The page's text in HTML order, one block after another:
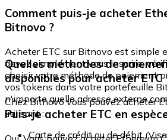
Comment puis-je acheter
Bitnovo ?
Acheter ETC sur Bitnovo est simple
devez simplement vous inscrire,
choisir votre méthode de paiement
vos tokens dans votre portefeuille
n'importe quelle adresse externe
Quelles méthodes de
disponibles pour acheter ETC
Chez Bitnovo vous pouvez acheter
utilisant :
Carte de crédit ou de débit
Puis-je acheter ETC en